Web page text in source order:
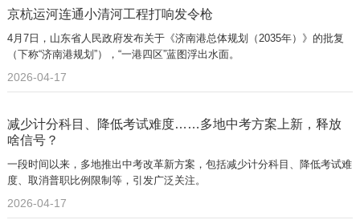
京杭运河连通小清河工程打响发令枪
4月7日，山东省人民政府发布关于《济南港总体规划（2035年）》的批复
（下称“济南港规划”），“一港四区”蓝图浮出水面。
2026-04-17
减少计分科目、降低考试难度……多地中考方案上新，释放
啥信号？
一段时间以来，多地推出中考改革新方案，包括减少计分科目、降低考试难
度、取消普职比例限制等，引发广泛关注。
2026-04-17